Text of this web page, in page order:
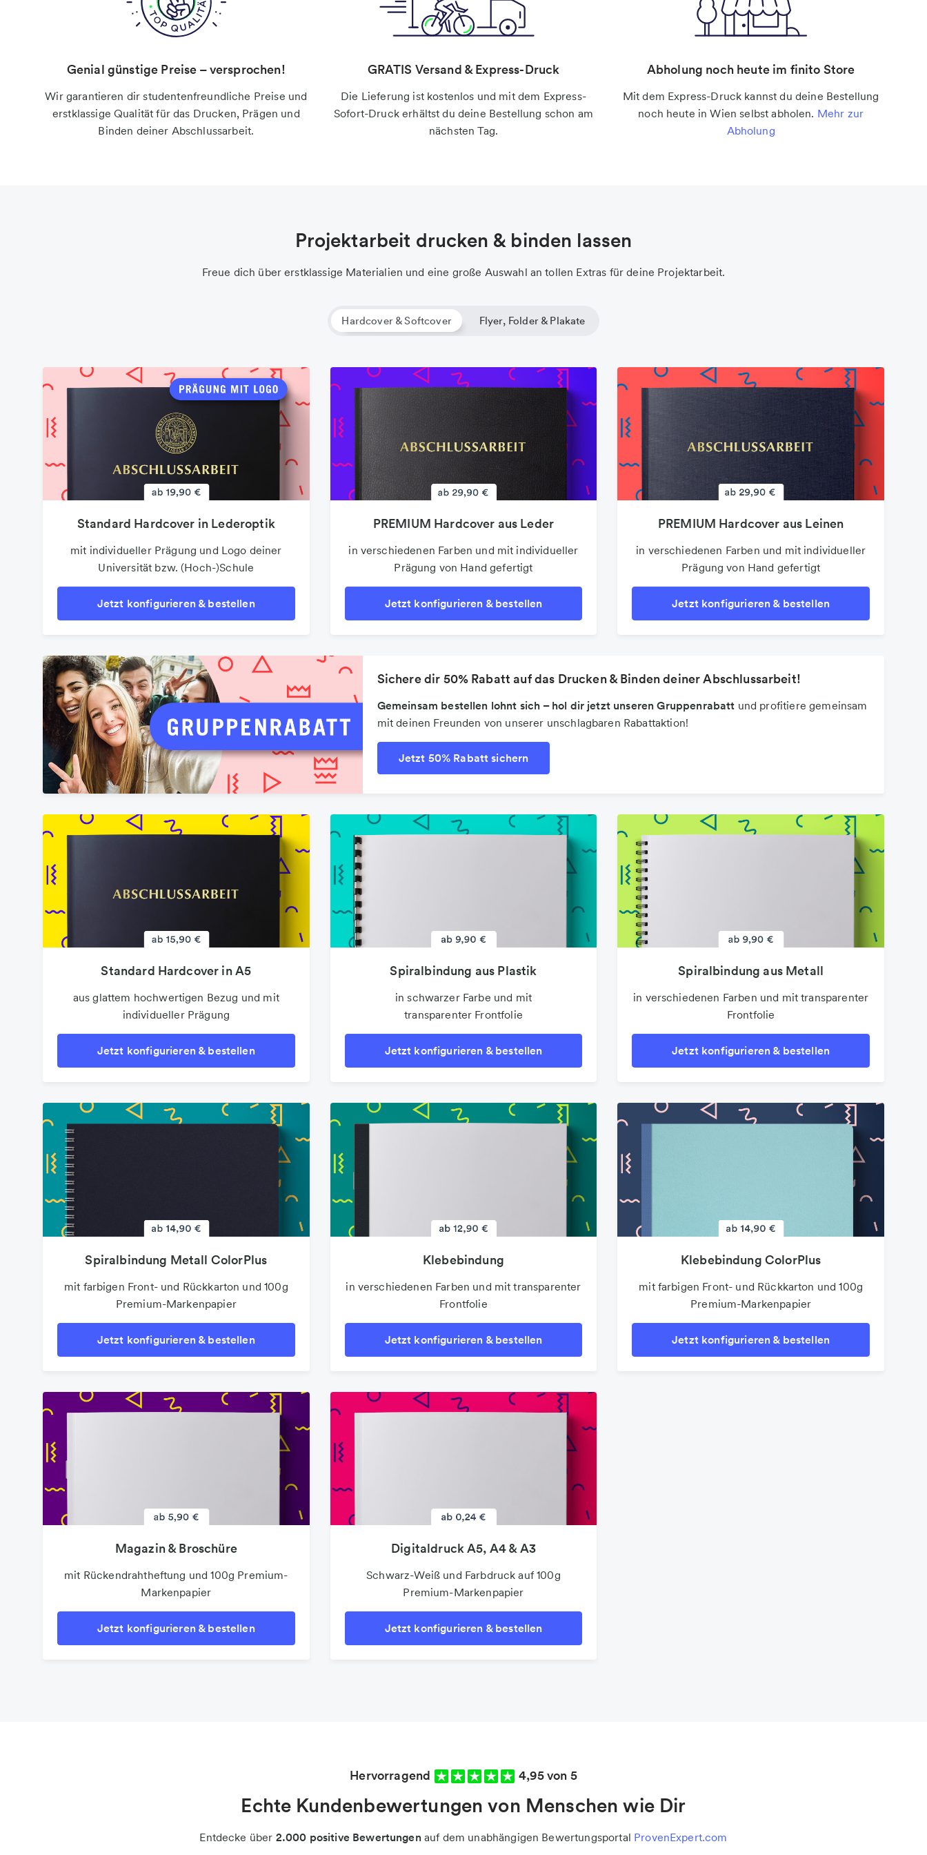
Genial günstige Preise – versprochen!
Wir garantieren dir studentenfreundliche Preise und
erstklassige Qualität für das Drucken, Prägen und
Binden deiner Abschlussarbeit.
GRATIS Versand & Express-Druck
Die Lieferung ist kostenlos und mit dem Express-
Sofort-Druck erhältst du deine Bestellung schon am
nächsten Tag.
Abholung noch heute im finito Store
Mit dem Express-Druck kannst du deine Bestellung
noch heute in Wien selbst abholen. Mehr zur
Abholung
Projektarbeit drucken & binden lassen
Freue dich über erstklassige Materialien und eine große Auswahl an tollen Extras für deine Projektarbeit.
Hardcover & Softcover Flyer, Folder & Plakate
Standard Hardcover in Lederoptik
mit individueller Prägung und Logo deiner
Universität bzw. (Hoch-)Schule
Jetzt konfigurieren & bestellen
PREMIUM Hardcover aus Leder
in verschiedenen Farben und mit individueller
Prägung von Hand gefertigt
Jetzt konfigurieren & bestellen
PREMIUM Hardcover aus Leinen
in verschiedenen Farben und mit individueller
Prägung von Hand gefertigt
Jetzt konfigurieren & bestellen
Sichere dir 50% Rabatt auf das Drucken & Binden deiner Abschlussarbeit!
Gemeinsam bestellen lohnt sich – hol dir jetzt unseren Gruppenrabatt und profitiere gemeinsam
mit deinen Freunden von unserer unschlagbaren Rabattaktion!
Jetzt 50% Rabatt sichern
Standard Hardcover in A5
aus glattem hochwertigen Bezug und mit
individueller Prägung
Jetzt konfigurieren & bestellen
Spiralbindung aus Plastik
in schwarzer Farbe und mit
transparenter Frontfolie
Jetzt konfigurieren & bestellen
Spiralbindung aus Metall
in verschiedenen Farben und mit transparenter
Frontfolie
Jetzt konfigurieren & bestellen
Spiralbindung Metall ColorPlus
mit farbigen Front- und Rückkarton und 100g
Premium-Markenpapier
Jetzt konfigurieren & bestellen
Klebebindung
in verschiedenen Farben und mit transparenter
Frontfolie
Jetzt konfigurieren & bestellen
Klebebindung ColorPlus
mit farbigen Front- und Rückkarton und 100g
Premium-Markenpapier
Jetzt konfigurieren & bestellen
Magazin & Broschüre
mit Rückendrahtheftung und 100g Premium-
Markenpapier
Jetzt konfigurieren & bestellen
Digitaldruck A5, A4 & A3
Schwarz-Weiß und Farbdruck auf 100g
Premium-Markenpapier
Jetzt konfigurieren & bestellen
Flyer
Brillantes und perfektes Druckergebnis in
verschiedenen Sonderformen
Jetzt konfigurieren & bestellen
Folder & Faltblätter
Der beliebte 4-Seiter als Infoblatt oder
Wurfsendung
Jetzt konfigurieren & bestellen
Poster
auf 100g Premium-Markenpapier und bis DIN
A3
Jetzt konfigurieren & bestellen
Hervorragend 4,95 von 5
Echte Kundenbewertungen von Menschen wie Dir
Entdecke über 2.000 positive Bewertungenauf dem unabhängigen Bewertungsportal ProvenExpert.com